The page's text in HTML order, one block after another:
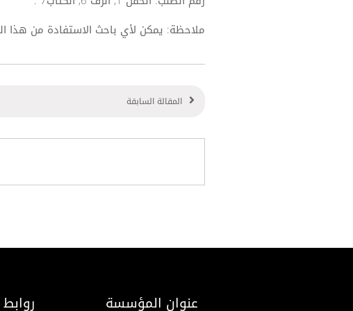
ملاحظة: يمكن لأي باحث الاستفادة من هذا
المقالة السابقة
عنوان المؤسسة